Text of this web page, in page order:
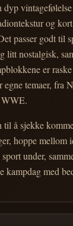
dyp
og
passer godt til
litt nostalgisk,
er
egne temaer,
til å sjekke
hoppe mellom
under,
kampdag med